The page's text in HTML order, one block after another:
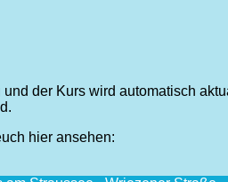
der Kurs wird automatisch
hier ansehen: